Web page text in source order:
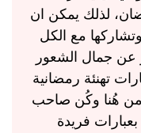
لذلك يمكن ان
مع الكل
جمال الشعور
تهنئة رمضانية
هُنا وكُن صاحب
فريدة